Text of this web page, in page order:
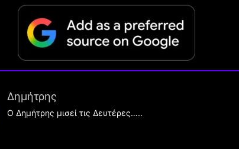
Δημήτρης
O Δημήτρης μισεί τις Δευτέρες…..